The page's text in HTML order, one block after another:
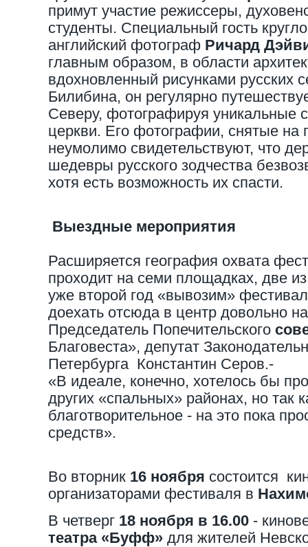
примут участие режиссеры,
студенты. Специальный гость
английский фотограф Ричард
главным образом, в области
вдохновленный рисунками русских
Билибина, он регулярно
Северу, фотографируя уникальные
церкви. Его фотографии, снятые на
неумолимо свидетельствуют, что
шедевры русского зодчества
хотя есть возможность их спасти.
Выездные мероприятия
Расширяется география охвата
проходит на семи площадках, две
уже второй год «вывозим»
доехать отсюда в центр довольно
Председатель Попечительского
Благовеста», депутат
Петербурга Константин Серов.-
«В идеале, конечно, хотелось бы
других «спальных» районах, но так
благотворительное - на это пока
средств».
Во вторник 16 ноября состоится
организаторами фестиваля в
В четверг 18 ноября в 16.00 -
театра «Буфф» для жителей